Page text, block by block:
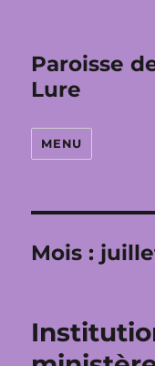
Paroisse
Lure
MENU
Mois :